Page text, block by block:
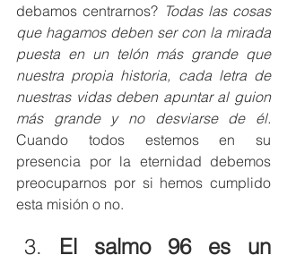
debamos centrarnos? Todas las cosas
que hagamos deben ser con la mirada
puesta en un telón más grande que
nuestra propia historia, cada letra de
nuestras vidas deben apuntar al guion
más grande y no desviarse de él.
Cuando todos estemos en su
presencia por la eternidad debemos
preocuparnos por si hemos cumplido
esta misión o no.
El salmo 96 es un